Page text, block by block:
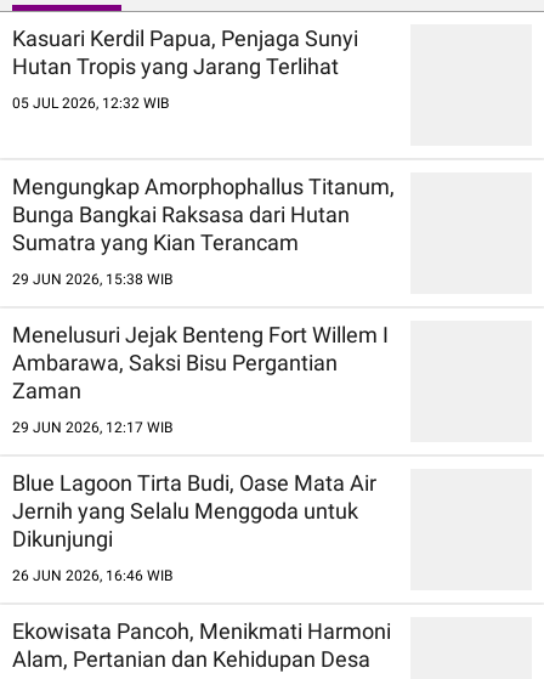
Kasuari Kerdil Papua, Penjaga Sunyi
Hutan Tropis yang Jarang Terlihat
05 JUL 2026, 12:32 WIB
Mengungkap Amorphophallus Titanum,
Bunga Bangkai Raksasa dari Hutan
Sumatra yang Kian Terancam
29 JUN 2026, 15:38 WIB
Menelusuri Jejak Benteng Fort Willem I
Ambarawa, Saksi Bisu Pergantian
Zaman
29 JUN 2026, 12:17 WIB
Blue Lagoon Tirta Budi, Oase Mata Air
Jernih yang Selalu Menggoda untuk
Dikunjungi
26 JUN 2026, 16:46 WIB
Ekowisata Pancoh, Menikmati Harmoni
Alam, Pertanian dan Kehidupan Desa